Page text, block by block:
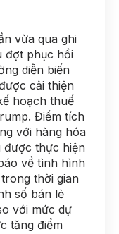
vừa qua ghi
đợt phục hồi
diễn biến
cải thiện
hoạch thuế
Điểm tích
với hàng hóa
được thực hiện
về tình hình
thời gian
số bán lẻ
với mức dự
tăng điểm